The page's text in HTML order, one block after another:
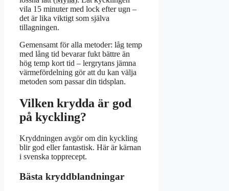
vila 15 minuter med lock efter ugn –
det är lika viktigt som själva
tillagningen.
Gemensamt för alla metoder: låg temp
med lång tid bevarar fukt bättre än
hög temp kort tid – lergrytans jämna
värmefördelning gör att du kan välja
metoden som passar din tidsplan.
Vilken krydda är god
på kyckling?
Kryddningen avgör om din kyckling
blir god eller fantastisk. Här är kärnan
i svenska topprecept.
Bästa kryddblandningar